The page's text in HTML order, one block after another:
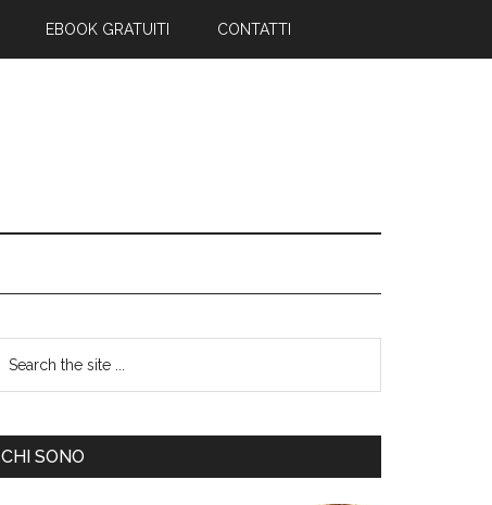
EBOOK GRATUITI CONTATTI
CHI SONO